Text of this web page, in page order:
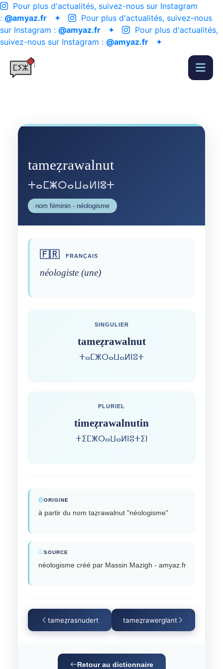
Pour plus d'actualités, suivez-nous sur Instagram
: @amyaz.fr ✦
Pour plus d'actualités, suivez-nous
sur Instagram : @amyaz.fr ✦
Pour plus d'actualités,
suivez-nous sur Instagram : @amyaz.fr ✦
tameẓrawalnut
ⵜⴰⵎⵥⵔⴰⵡⴰⵍⵏⵓⵜ
nom féminin - néologisme
🇫🇷 FRANÇAIS
néologiste (une)
SINGULIER
tameẓrawalnut
ⵜⴰⵎⵥⵔⴰⵡⴰⵍⵏⵓⵜ
PLURIEL
timeẓrawalnutin
ⵜⵉⵎⵥⵔⴰⵡⴰⵍⵏⵓⵜⵉⵏ
ORIGINE
à partir du nom taẓrawalnut "néologisme"
SOURCE
néologisme créé par Massin Mazigh - amyaz.fr
tameẓrasnudert tameẓrawerglant
Retour au dictionnaire